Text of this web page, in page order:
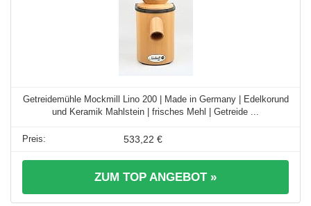
Getreidemühle Mockmill Lino 200 | Made in Germany | Edelkorund
und Keramik Mahlstein | frisches Mehl | Getreide ...
533,22 €
ZUM TOP ANGEBOT »